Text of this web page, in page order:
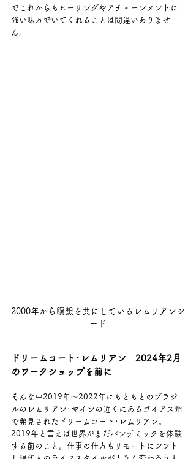
でこれからもヒーリングやアチューンメントに
強い味方でいてくれることは間違いありませ
ん。
2000年から瞑想を共にしているレムリアンシ
ード
ドリームコート･レムリアン　2024年2月
のワークショップを前に
そんな中2019年～2022年にもともとのブラジ
ルのレムリアン･マインの近くにあるゴイアス州
で発見されたドリームコート･レムリアン。
2019年と言えば世界がまだパンデミックを体験
する前のこと。仕事の仕方もリモートにシフト